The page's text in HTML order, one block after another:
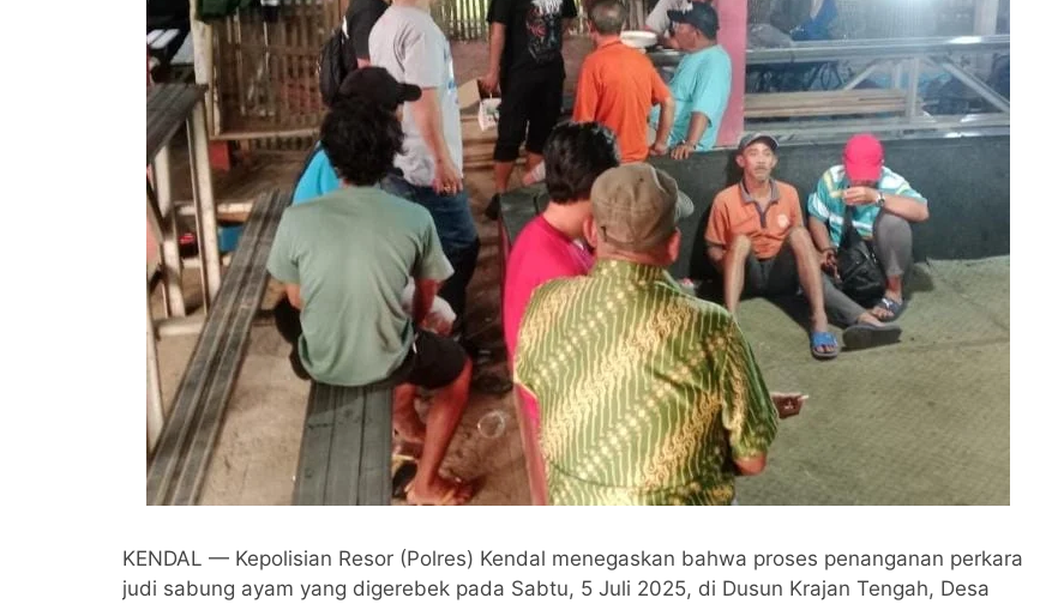
KENDAL — Kepolisian Resor (Polres) Kendal menegaskan bahwa proses penanganan perkara
judi sabung ayam yang digerebek pada Sabtu, 5 Juli 2025, di Dusun Krajan Tengah, Desa